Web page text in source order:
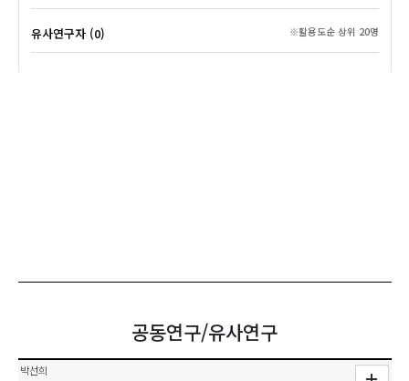
유사연구자 (0) ※활용도순 상위 20명
공동연구/유사연구
박선희